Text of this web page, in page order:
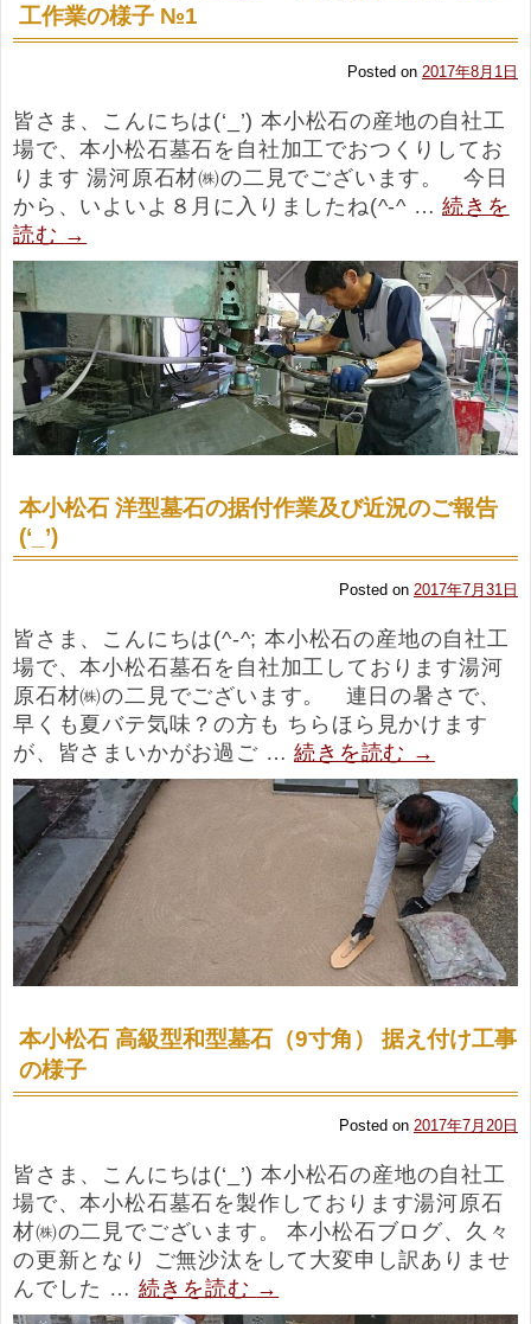
工作業の様子 №1
Posted on 2017年8月1日
皆さま、こんにちは(‘_’) 本小松石の産地の自社工
場で、本小松石墓石を自社加工でおつくりしてお
ります 湯河原石材㈱の二見でございます。 今日
から、いよいよ８月に入りましたね(^-^ …続きを
読む →
本小松石 洋型墓石の据付作業及び近況のご報告
(‘_’)
Posted on 2017年7月31日
皆さま、こんにちは(^-^; 本小松石の産地の自社工
場で、本小松石墓石を自社加工しております湯河
原石材㈱の二見でございます。 連日の暑さで、
早くも夏バテ気味？の方も ちらほら見かけます
が、皆さまいかがお過ご …続きを読む →
本小松石 高級型和型墓石（9寸角） 据え付け工事
の様子
Posted on 2017年7月20日
皆さま、こんにちは(‘_’) 本小松石の産地の自社工
場で、本小松石墓石を製作しております湯河原石
材㈱の二見でございます。 本小松石ブログ、久々
の更新となり ご無沙汰をして大変申し訳ありませ
んでした … 続きを読む →